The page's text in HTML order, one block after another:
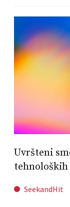
Uvršteni
SeekandHit